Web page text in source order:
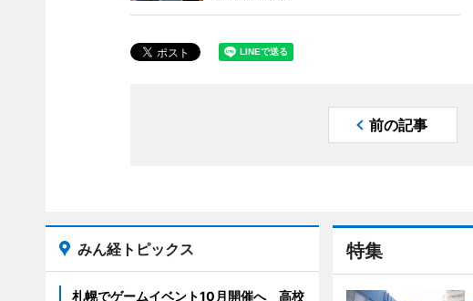
前の記事
特集
みん経トピックス
札幌でゲームイベント10月開催へ 高校